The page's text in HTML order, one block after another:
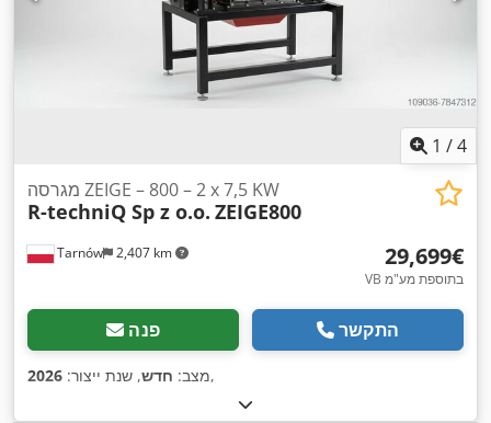
1 /4
Tarnów 2,407 km
מגרסה ZEIGE – 800 – 2 x 7,5 KW
R-techniQ Sp z o.o. ZEIGE800
‏29,699 ‏€
VB בתוספת מע"מ
פנה התקשר
מצב: חדש, שנת ייצור: 2026 ,